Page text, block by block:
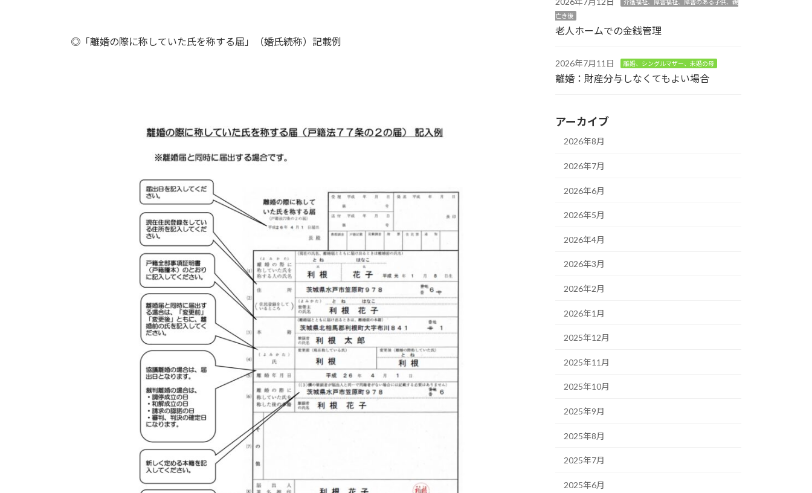
◎「離婚の際に称していた氏を称する届」（婚氏続称）記載例
介護福祉、障害福祉、障害のある子供、親
亡き後
老人ホームでの金銭管理
2026年7月11日 離婚、シングルマザー、未婚の母
離婚：財産分与しなくてもよい場合
アーカイブ
2026年8月
2026年7月
2026年6月
2026年5月
2026年4月
2026年3月
2026年2月
2026年1月
2025年12月
2025年11月
2025年10月
2025年9月
2025年8月
2025年7月
2025年6月